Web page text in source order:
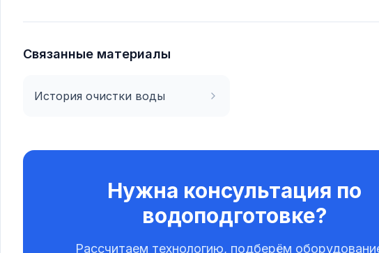
Связанные материалы
История очистки воды
Нужна консультация по
водоподготовке?
Рассчитаем технологию, подберём